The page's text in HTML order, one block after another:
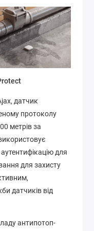
датчик
протоколу
метрів за
для
для захисту
датчиків від
антипотоп-